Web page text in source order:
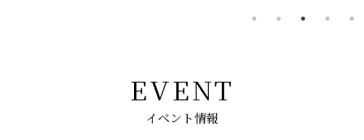
EVENT
イベント情報